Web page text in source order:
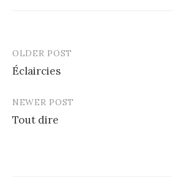
Post
navigation
OLDER POST
Éclaircies
NEWER POST
Tout dire